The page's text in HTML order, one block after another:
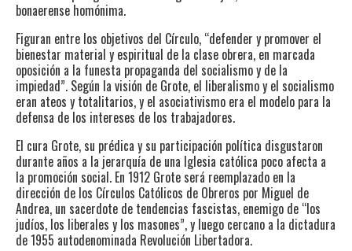
bonaerense homónima.
Figuran entre los objetivos del Círculo, “defender y promover el
bienestar material y espiritual de la clase obrera, en marcada
oposición a la funesta propaganda del socialismo y de la
impiedad”. Según la visión de Grote, el liberalismo y el socialismo
eran ateos y totalitarios, y el asociativismo era el modelo para la
defensa de los intereses de los trabajadores.
El cura Grote, su prédica y su participación política disgustaron
durante años a la jerarquía de una Iglesia católica poco afecta a
la promoción social. En 1912 Grote será reemplazado en la
dirección de los Círculos Católicos de Obreros por Miguel de
Andrea, un sacerdote de tendencias fascistas, enemigo de “los
judíos, los liberales y los masones”, y luego cercano a la dictadura
de 1955 autodenominada Revolución Libertadora.